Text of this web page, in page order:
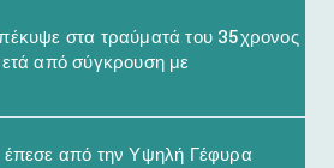
στα τραύματά του 35χρονος
από σύγκρουση με
έπεσε από την Υψηλή Γέφυρα